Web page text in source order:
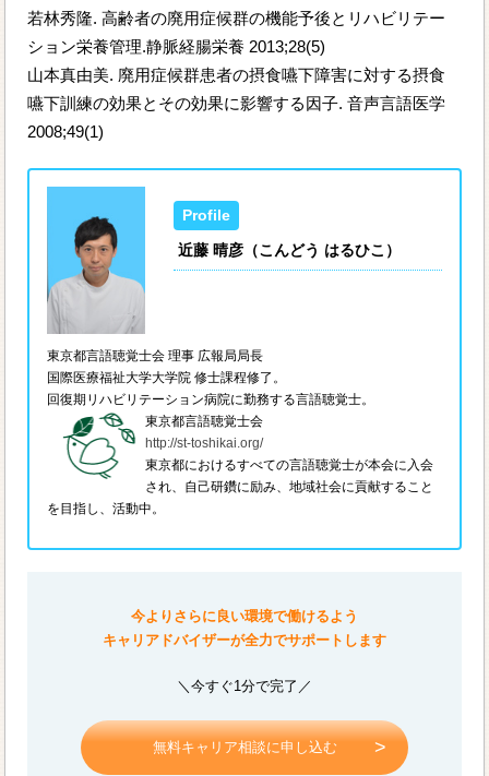
若林秀隆. 高齢者の廃用症候群の機能予後とリハビリテー
ション栄養管理.静脈経腸栄養 2013;28(5)
山本真由美. 廃用症候群患者の摂食嚥下障害に対する摂食
嚥下訓練の効果とその効果に影響する因子. 音声言語医学
2008;49(1)
近藤 晴彦（こんどう はるひこ）
東京都言語聴覚士会 理事 広報局局長
国際医療福祉大学大学院 修士課程修了。
回復期リハビリテーション病院に勤務する言語聴覚士。
東京都言語聴覚士会
http://st-toshikai.org/
東京都におけるすべての言語聴覚士が本会に入会
され、自己研鑽に励み、地域社会に貢献すること
を目指し、活動中。
今よりさらに良い環境で働けるよう
キャリアドバイザーが全力でサポートします
＼今すぐ1分で完了／
無料キャリア相談に申し込む